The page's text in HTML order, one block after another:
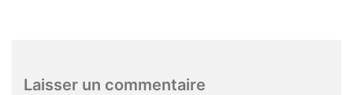
Laisser un commentaire